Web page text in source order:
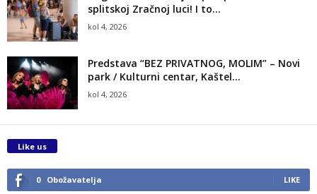
splitskoj Zračnoj luci! I to...
kol 4, 2026
Predstava “BEZ PRIVATNOG, MOLIM” – Novi
park / Kulturni centar, Kaštel...
kol 4, 2026
Like us
0 Obožavatelja LIKE